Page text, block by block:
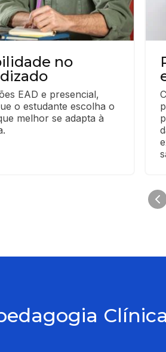
no
EAD e presencial,
o estudante escolha o
melhor se adapta à